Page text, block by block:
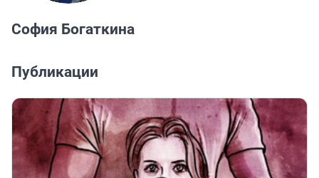
София Богаткина
Публикации